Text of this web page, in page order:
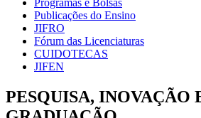
Publicações do Ensino
JIFRO
Fórum das Licenciaturas
CUIDOTECAS
JIFEN
PESQUISA, INOVAÇÃO